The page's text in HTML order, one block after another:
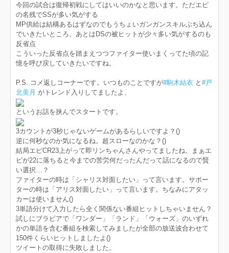
今回の試合は復帰初戦にしてはいいのかなと思います。ただエピ
の名残でSSが多い気がする
MP供給は結構あるはずなのでもうちょいガンガンスキルぶち込ん
でいきたいところ。あとはDSの被ヒットが少々多い気がするのも
反省点
こういった反省点を踏まえつつファイター使いまくってた頃の記
憶を呼び戻していきたいですね。
P.S. コメ返しコーナーです。いつものことですが#駒木結衣 と #戸
北美月 がトレンド入りしてましたよ、
というお話を挟んでスタートです。
3カウントが3秒じゃないゲームがあるらしいですよ？()
逆に何秒なのか気になるね。超スローなのかな？()
結局エピCR23上がって即リンちゃんさんやってましたね。まぁエ
ピが22に落ちると今までの苦労何だったんだって話になるので賢
い選択…？
ファイターの時は「シャリス対面したい」って言います。サポー
ターの時は「アリス対面したい」って言います。ちなみにアタッ
カーは使いません()
3単語分けて入力したら全く関係ない番組ヒットしちゃいません？
試しにブラビアで「ワンダー」「ランド」「ウォーズ」のいずれ
かの単語を含む番組を検索してみましたが全部の放送波合わせて
150件くらいヒットしましたよ()
ツイートの取得に失敗しました。